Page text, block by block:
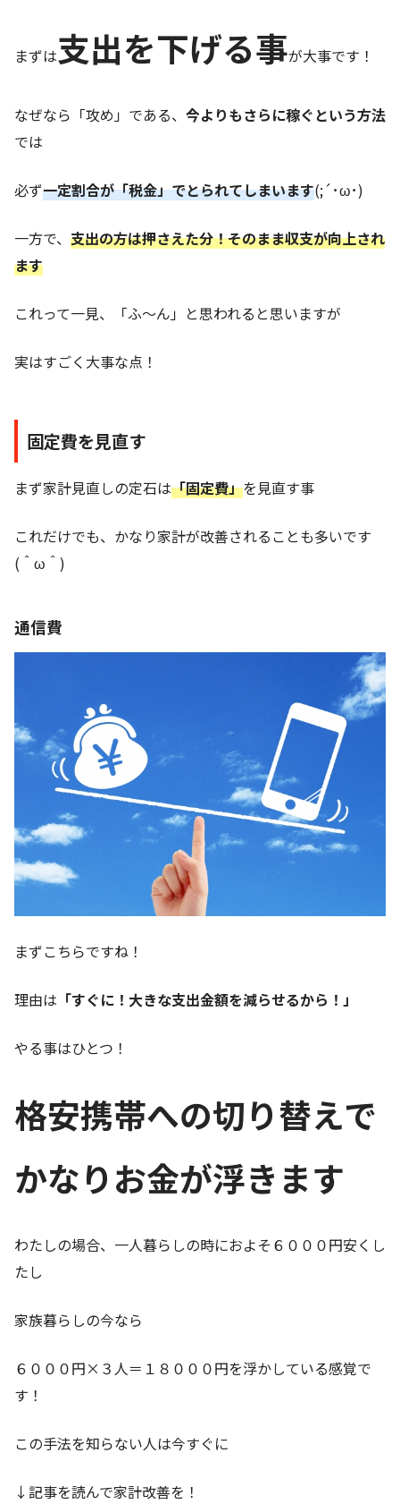
まずは支出を下げる事が大事です！
なぜなら「攻め」である、 今よりもさらに稼ぐという方法
では
必ず一定割合が「税金」でとられてしまいます(;´･ω･)
一方で、 支出の方は押さえた分！そのまま収支が向上され
ます
これって一見、「ふ～ん」と思われると思いますが
実はすごく大事な点！
固定費を見直す
まず家計見直しの定石は「固定費」を見直す事
これだけでも、かなり家計が改善されることも多いです
(＾ω＾)
通信費
まずこちらですね！
理由は 「すぐに！大きな支出金額を減らせるから！」
やる事はひとつ！
格安携帯への切り替えで
かなりお金が浮きます
わたしの場合、一人暮らしの時におよそ６０００円安くし
たし
家族暮らしの今なら
６０００円×３人＝１８０００円を浮かしている感覚で
す！
この手法を知らない人は今すぐに
↓記事を読んで家計改善を！